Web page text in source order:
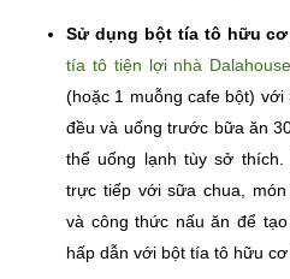
Sử dụng bột tía tô hữu
tía tô tiện lợi nhà Dalahouse
(hoặc 1 muỗng cafe bột)
đều và uống trước bữa ăn
thể uống lạnh tùy sở
trực tiếp với sữa chua,
và công thức nấu ăn để
hấp dẫn với bột tía tô hữu cơ